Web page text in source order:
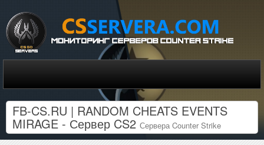
FB-CS.RU | RANDOM CHEATS EVENTS
MIRAGE - Сервер CS2 Сервера Counter Strike